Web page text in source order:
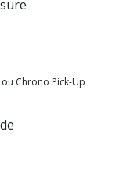
Chrono Pick-Up